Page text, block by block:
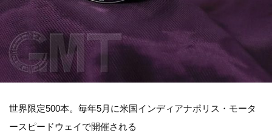
世界限定500本。毎年5月に米国インディアナポリス・モータ
ースピードウェイで開催される